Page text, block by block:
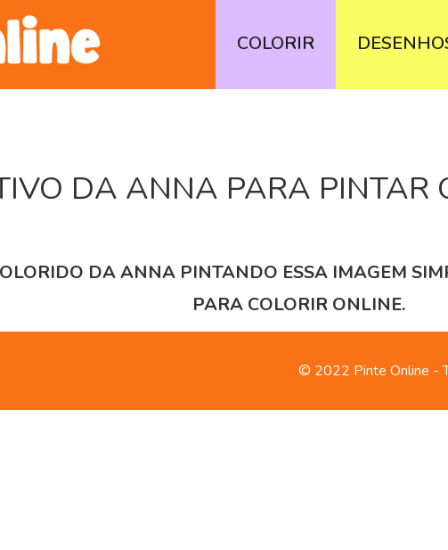
COLORIR
DA ANNA PARA PINTAR
DA ANNA PINTANDO ESSA IMAGEM
PARA COLORIR ONLINE.
© 2022 Pinte Online -